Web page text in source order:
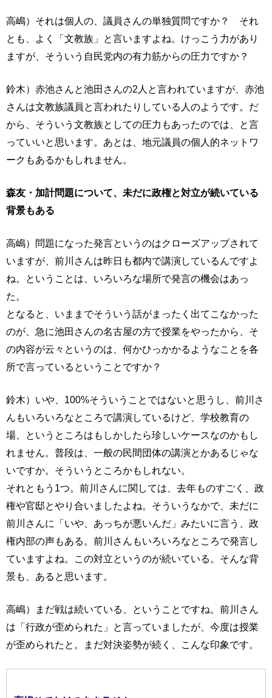
高嶋）それは個人の、議員さんの単独質問ですか？ それ
とも、よく「文教族」と言いますよね。けっこう力があり
ますが、そういう自民党内の有力筋からの圧力ですか？
鈴木）赤池さんと池田さんの2人と言われていますが、赤池
さんは文教族議員と言われたりしている人のようです。だ
から、そういう文教族としての圧力もあったのでは、と言
っていいと思います。あとは、地元議員の個人的ネットワ
ークもあるかもしれません。
森友・加計問題について、未だに政権と対立が続いている
背景もある
高嶋）問題になった発言というのはクローズアップされて
いますが、前川さんは昨日も都内で講演しているんですよ
ね。ということは、いろいろな場所で発言の機会はあっ
た。
となると、いままでそういう話がまったく出てこなかった
のが、急に池田さんの名古屋の方で授業をやったから、そ
の内容が云々というのは、何かひっかかるようなことを各
所で言っているということですか？
鈴木）いや、100%そういうことではないと思うし、前川さ
んもいろいろなところで講演しているけど、学校教育の
場、というところはもしかしたら珍しいケースなのかもし
れません。普段は、一般の民間団体の講演とかあるじゃな
いですか。そういうところかもしれない。
それともう1つ。前川さんに関しては、去年ものすごく、政
権や官邸とやり合いましたよね。そういうなかで、未だに
前川さんに「いや、あっちが悪いんだ」みたいに言う、政
権内部の声もある。前川さんもいろいろなところで発言し
ていますよね。この対立というのが続いている。そんな背
景も、あると思います。
高嶋）まだ戦は続いている、ということですね。前川さん
は「行政が歪められた」と言っていましたが、今度は授業
が歪められたと。まだ対決姿勢が続く、こんな印象です。